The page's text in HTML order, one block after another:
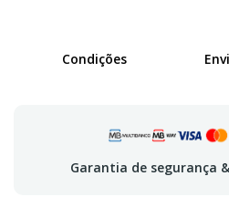
Condições
Garantia de segurança